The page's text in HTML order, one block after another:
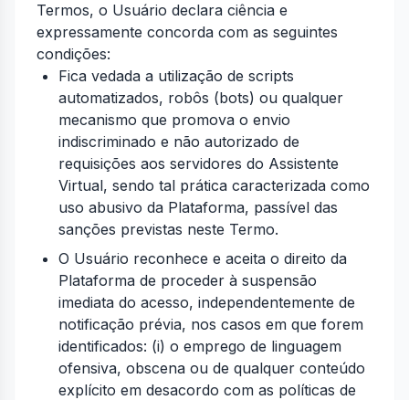
Termos, o Usuário declara ciência e
expressamente concorda com as seguintes
condições:
Fica vedada a utilização de scripts
automatizados, robôs (bots) ou qualquer
mecanismo que promova o envio
indiscriminado e não autorizado de
requisições aos servidores do Assistente
Virtual, sendo tal prática caracterizada como
uso abusivo da Plataforma, passível das
sanções previstas neste Termo.
O Usuário reconhece e aceita o direito da
Plataforma de proceder à suspensão
imediata do acesso, independentemente de
notificação prévia, nos casos em que forem
identificados: (i) o emprego de linguagem
ofensiva, obscena ou de qualquer conteúdo
explícito em desacordo com as políticas de